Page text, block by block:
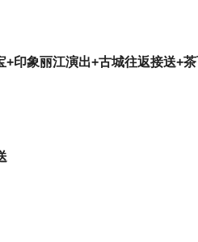
印象丽江演出+古城往返接送+